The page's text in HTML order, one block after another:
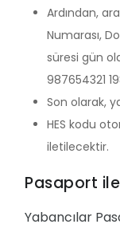
Ardından,
Numarası,
süresi gün
987654321
Son olarak,
HES kodu
iletilecektir.
Pasaport ile
Yabancılar